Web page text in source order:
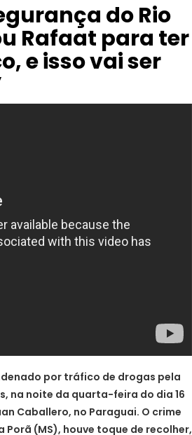
do Rio
Rafaat para ter
e isso vai ser
por tráfico de drogas pela
na noite da quarta-feira do dia 16
Caballero, no Paraguai. O crime
(MS), houve toque de recolher,